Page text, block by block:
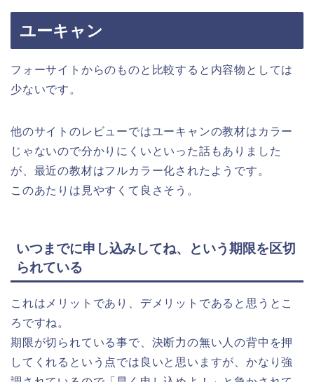
ユーキャン
フォーサイトからのものと比較すると内容物としては
少ないです。
他のサイトのレビューではユーキャンの教材はカラー
じゃないので分かりにくいといった話もありました
が、最近の教材はフルカラー化されたようです。
このあたりは見やすくて良さそう。
いつまでに申し込みしてね、という期限を区切
られている
これはメリットであり、デメリットであると思うとこ
ろですね。
期限が切られている事で、決断力の無い人の背中を押
してくれるという点では良いと思いますが、かなり強